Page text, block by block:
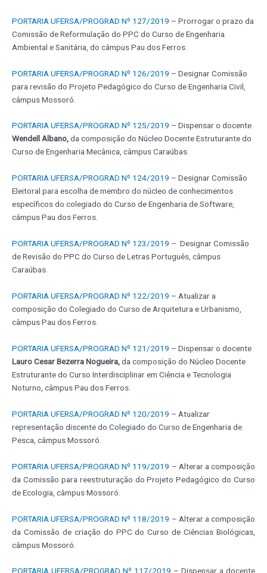
PORTARIA UFERSA/PROGRAD Nº 127/2019 – Prorrogar o prazo da
Comissão de Reformulação do PPC do Curso de Engenharia
Ambiental e Sanitária, do câmpus Pau dos Ferros.
PORTARIA UFERSA/PROGRAD Nº 126/2019 – Designar Comissão
para revisão do Projeto Pedagógico do Curso de Engenharia Civil,
câmpus Mossoró.
PORTARIA UFERSA/PROGRAD Nº 125/2019 – Dispensar o docente
Wendell Albano,da composição do Núcleo Docente Estruturante do
Curso de Engenharia Mecânica, câmpus Caraúbas.
PORTARIA UFERSA/PROGRAD Nº 124/2019 – Designar Comissão
Eleitoral para escolha de membro do núcleo de conhecimentos
específicos do colegiado do Curso de Engenharia de Software,
câmpus Pau dos Ferros.
PORTARIA UFERSA/PROGRAD Nº 123/2019 – Designar Comissão
de Revisão do PPC do Curso de Letras Português, câmpus
Caraúbas.
PORTARIA UFERSA/PROGRAD Nº 122/2019 – Atualizar a
composição do Colegiado do Curso de Arquitetura e Urbanismo,
câmpus Pau dos Ferros.
PORTARIA UFERSA/PROGRAD Nº 121/2019 – Dispensar o docente
Lauro Cesar Bezerra Nogueira,da composição do Núcleo Docente
Estruturante do Curso Interdisciplinar em Ciência e Tecnologia
Noturno, câmpus Pau dos Ferros.
PORTARIA UFERSA/PROGRAD Nº 120/2019 – Atualizar
representação discente do Colegiado do Curso de Engenharia de
Pesca, câmpus Mossoró.
PORTARIA UFERSA/PROGRAD Nº 119/2019 – Alterar a composição
da Comissão para reestruturação do Projeto Pedagógico do Curso
de Ecologia, câmpus Mossoró.
PORTARIA UFERSA/PROGRAD Nº 118/2019 – Alterar a composição
da Comissão de criação do PPC do Curso de Ciências Biológicas,
câmpus Mossoró.
PORTARIA UFERSA/PROGRAD Nº 117/2019 – Dispensar a docente